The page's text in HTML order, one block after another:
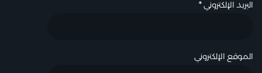
البريد الإلكتروني*
الموقع الإلكتروني